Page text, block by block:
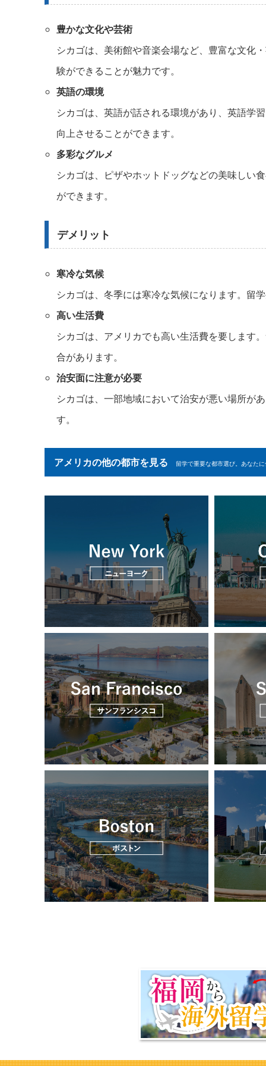
豊かな文化や芸術
シカゴは、美術館や音楽会場など、豊富な文化
験ができることが魅力です。
英語の環境
シカゴは、英語が話される環境があり、英語学
向上させることができます。
多彩なグルメ
シカゴは、ピザやホットドッグなどの美味しい
ができます。
デメリット
寒冷な気候
シカゴは、冬季には寒冷な気候になります。留
高い生活費
シカゴは、アメリカでも高い生活費を要します
合があります。
治安面に注意が必要
シカゴは、一部地域において治安が悪い場所が
す。
アメリカの他の都市を見る 留学で重要な都市選び。あなた